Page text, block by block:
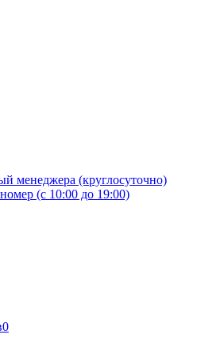
менеджера (круглосуточно)
(с 10:00 до 19:00)
0